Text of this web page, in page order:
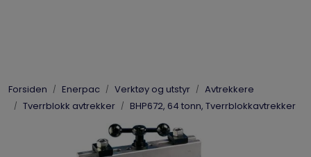
Forsiden Enerpac Verktøy og utstyr
Avtrekkere
Tverrblokk avtrekker
BHP672, 64 tonn, Tverrblokkavtrekker
Enerpac